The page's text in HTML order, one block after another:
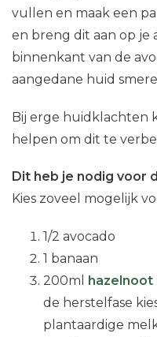
vullen en maak een
en breng dit aan op je
binnenkant van de
aangedane huid
Bij erge huidklachten
helpen om dit te
Dit heb je nodig voor
Kies zoveel mogelijk
1/2 avocado
1 banaan
200ml hazelnoot
de herstelfase
plantaardige